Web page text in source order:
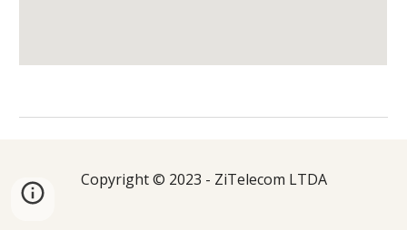
Copyright © 2023 - ZiTelecom LTDA